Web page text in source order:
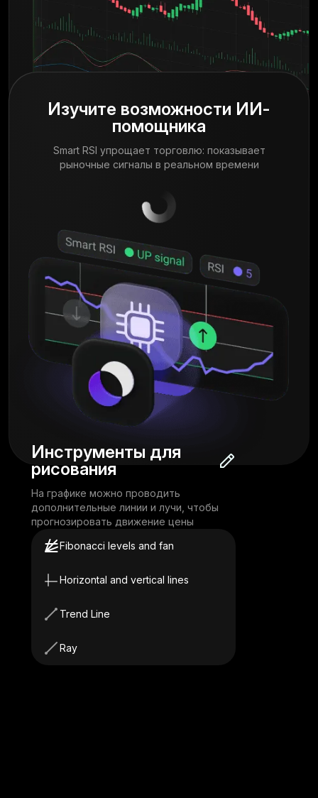
Изучите возможности ИИ-
помощника
Smart RSI упрощает торговлю: показывает
рыночные сигналы в реальном времени
Инструменты для
рисования
На графике можно проводить
дополнительные линии и лучи, чтобы
прогнозировать движение цены
Fibonacci levels and fan
Horizontal and vertical lines
Trend Line
Ray